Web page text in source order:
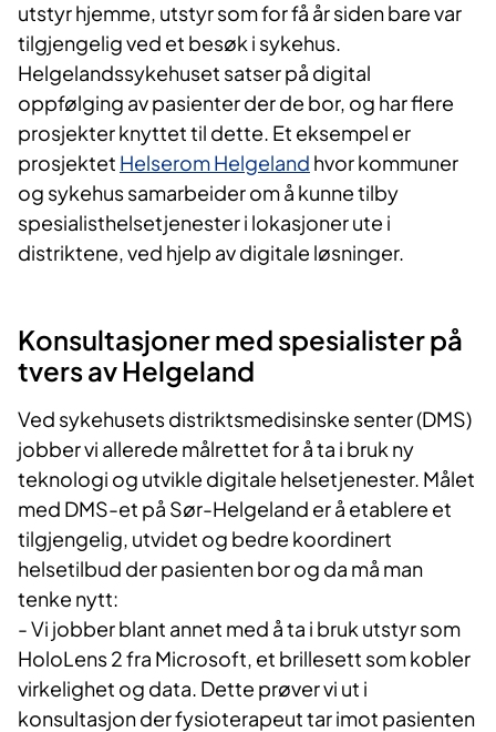
utstyr hjemme, utstyr som for få år siden bare var
tilgjengelig ved et besøk i sykehus.
Helgelandssykehuset satser på digital
oppfølging av pasienter der de bor, og har flere
prosjekter knyttet til dette. Et eksempel er
prosjektet Helserom Helgeland hvor kommuner
og sykehus samarbeider om å kunne tilby
spesialisthelsetjenester i lokasjoner ute i
distriktene, ved hjelp av digitale løsninger.
Konsultasjoner med spesialister på
tvers av Helgeland
Ved sykehusets distriktsmedisinske senter (DMS)
jobber vi allerede målrettet for å ta i bruk ny
teknologi og utvikle digitale helsetjenester. Målet
med DMS-et på Sør-Helgeland er å etablere et
tilgjengelig, utvidet og bedre koordinert
helsetilbud der pasienten bor og da må man
tenke nytt:
- Vi jobber blant annet med å ta i bruk utstyr som
HoloLens 2 fra Microsoft, et brillesett som kobler
virkelighet og data. Dette prøver vi ut i
konsultasjon der fysioterapeut tar imot pasienten